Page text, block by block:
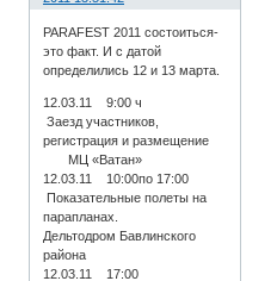
PARAFEST 2011 cостоиться-
это факт. И с датой
определились 12 и 13 марта.
12.03.11 9:00 ч
Заезд участников,
регистрация и размещение
МЦ «Ватан»
12.03.11 10:00по 17:00
Показательные полеты на
парапланах.
Дельтодром Бавлинского
района
12.03.11 17:00